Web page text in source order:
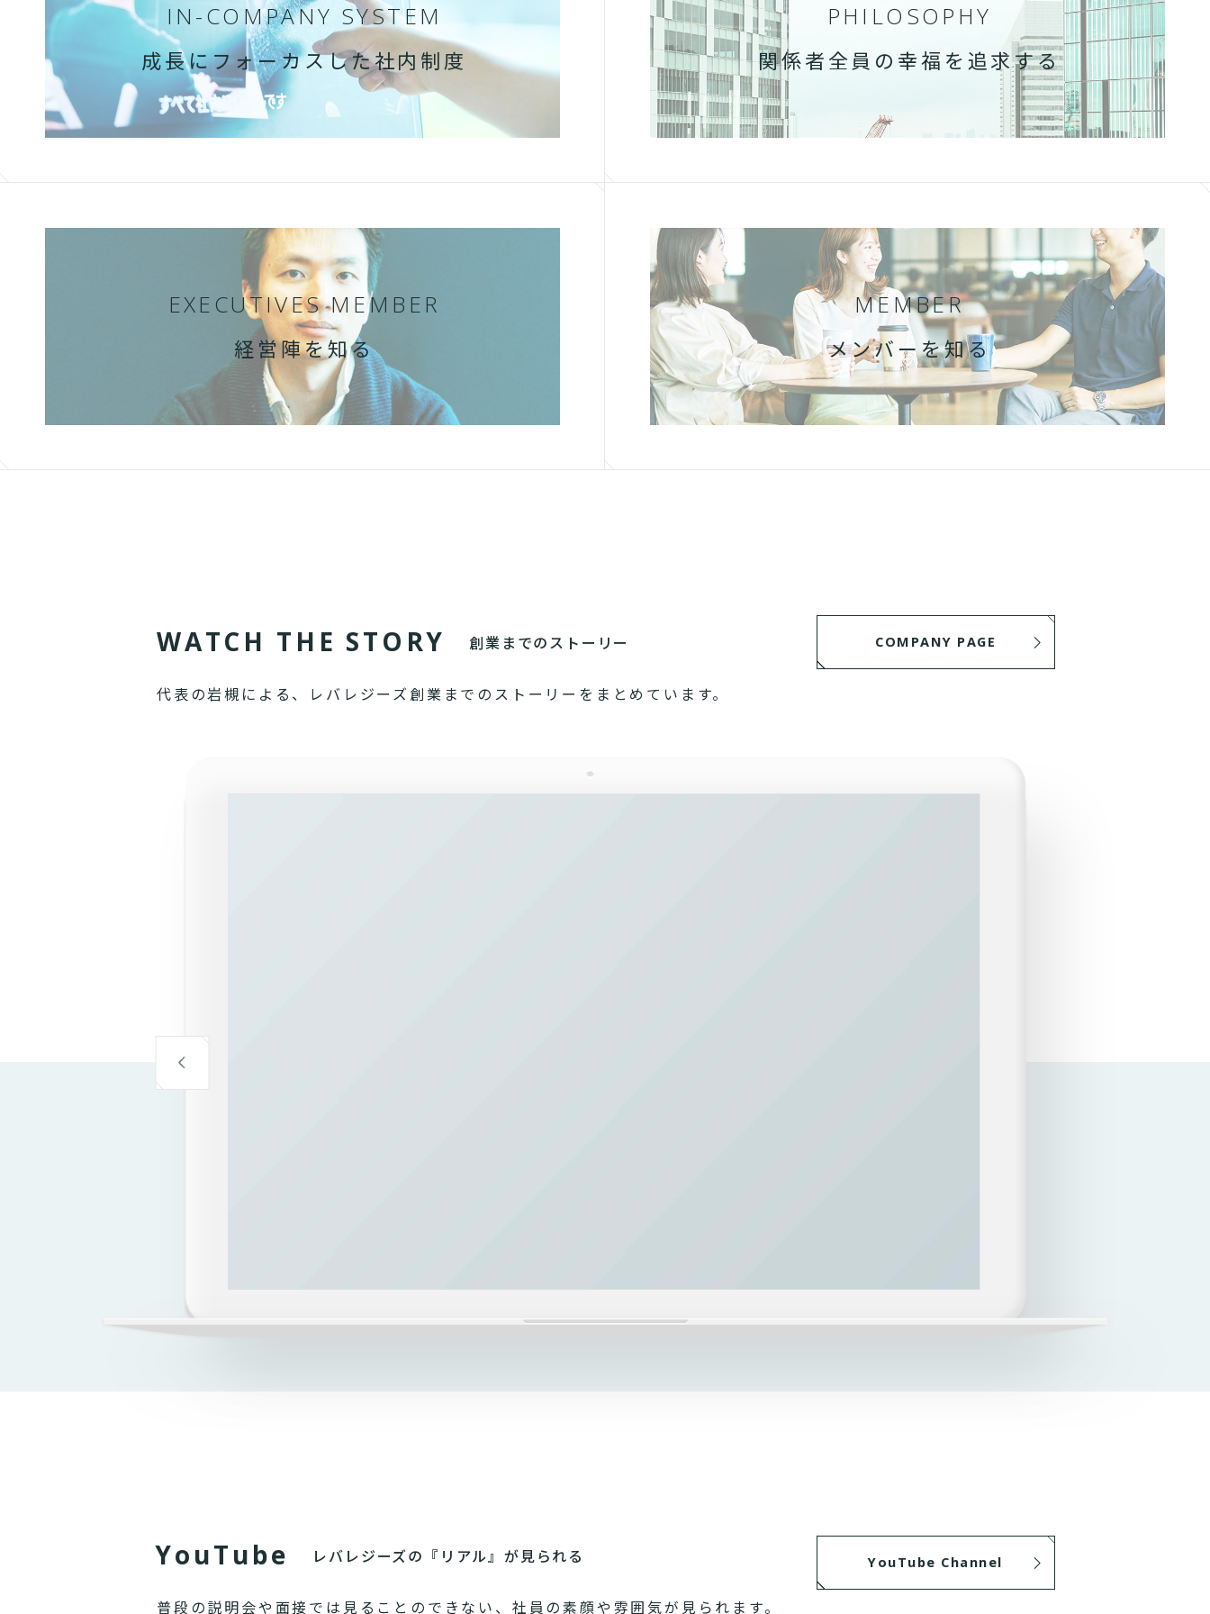
IN-COMPANY SYSTEM
成長にフォーカスした社内制度
PHILOSOPHY
関係者全員の幸福を追求する
EXECUTIVES MEMBER
経営陣を知る
MEMBER
メンバーを知る
WATC H T H E STO RY 創業までのストーリー
代表の岩槻による、レバレジーズ創業までのストーリーをまとめています。
COMPANY PAGE
YouTube レバレジーズの『リアル』が見られる
普段の説明会や面接では見ることのできない、社員の素顔や雰囲気が見られます。
YouTube Channel